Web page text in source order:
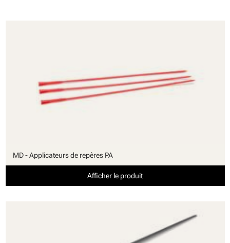
MD - Applicateurs de repères PA
Afficher le produit